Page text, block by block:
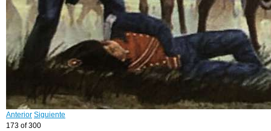
Anterior Siguiente
173 of 300